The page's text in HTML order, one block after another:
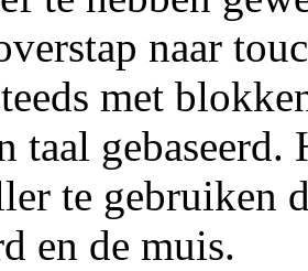
naar
met
taal
te gebruiken
en de muis.